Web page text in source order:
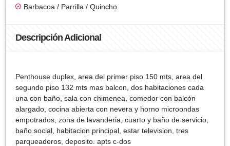
Barbacoa / Parrilla / Quincho
Descripción Adicional
Penthouse duplex, area del primer piso 150 mts, area del
segundo piso 132 mts mas balcon, dos habitaciones cada
una con baño, sala con chimenea, comedor con balcón
alargado, cocina abierta con nevera y horno microondas
empotrados, zona de lavanderia, cuarto y baño de servicio,
baño social, habitacion principal, estar television, tres
parqueaderos, deposito. apts c-dos